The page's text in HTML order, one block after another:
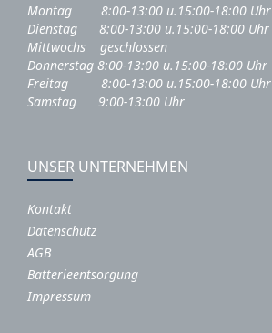
Montag 8:00-13:00 u.15:00-18:00 Uhr
Dienstag 8:00-13:00 u.15:00-18:00 Uhr
Mittwochs geschlossen
Donnerstag 8:00-13:00 u.15:00-18:00 Uhr
Freitag 8:00-13:00 u.15:00-18:00 Uhr
Samstag 9:00-13:00 Uhr
UNSER UNTERNEHMEN
Kontakt
Datenschutz
AGB
Batterieentsorgung
Impressum